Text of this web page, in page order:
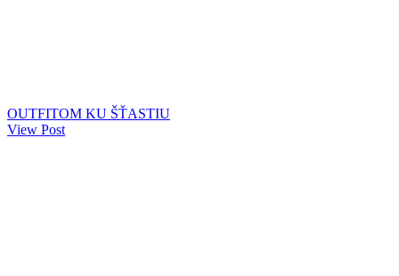
OUTFITOM KU ŠŤASTIU
View Post